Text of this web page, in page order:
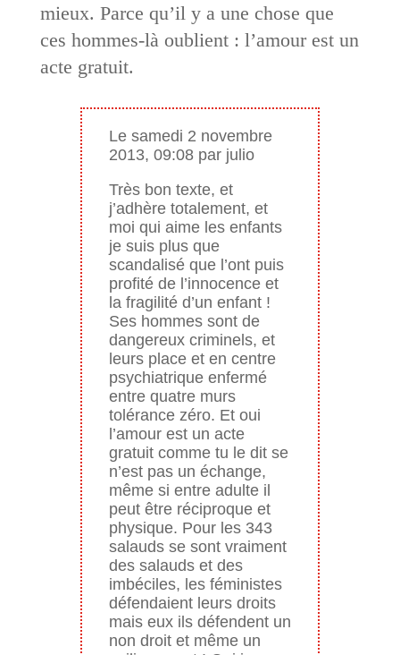
mieux. Parce qu’il y a une chose que
ces hommes-là oublient : l’amour est un
acte gratuit.
Le samedi 2 novembre
2013, 09:08 par julio
Très bon texte, et
j’adhère totalement, et
moi qui aime les enfants
je suis plus que
scandalisé que l’ont puis
profité de l’innocence et
la fragilité d’un enfant !
Ses hommes sont de
dangereux criminels, et
leurs place et en centre
psychiatrique enfermé
entre quatre murs
tolérance zéro. Et oui
l’amour est un acte
gratuit comme tu le dit se
n’est pas un échange,
même si entre adulte il
peut être réciproque et
physique. Pour les 343
salauds se sont vraiment
des salauds et des
imbéciles, les féministes
défendaient leurs droits
mais eux ils défendent un
non droit et même un